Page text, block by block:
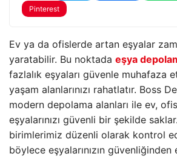
Pinterest
Ev ya da ofislerde artan eşyalar
yaratabilir. Bu noktada eşya
fazlalık eşyaları güvenle muhafaza
yaşam alanlarınızı rahatlatır. Boss
modern depolama alanları ile ev,
eşyalarınızı güvenli bir şekilde
birimlerimiz düzenli olarak kontrol
böylece eşyalarınızın